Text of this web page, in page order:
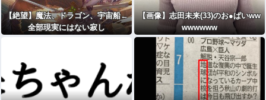
【絶望】魔法、ドラゴン、宇宙船←
全部現実にはない寂し
【画像】志田未来(33)のお●ぱいww
wwwwww